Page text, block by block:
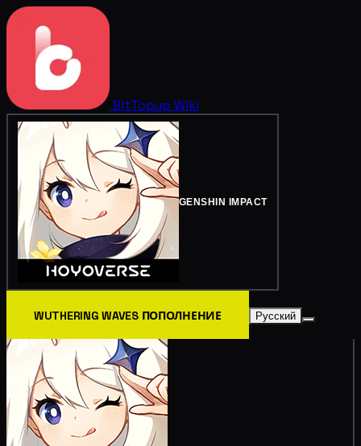
BitTopup Wiki
GENSHIN IMPACT
WUTHERING WAVES ПОПОЛНЕНИЕ Русский